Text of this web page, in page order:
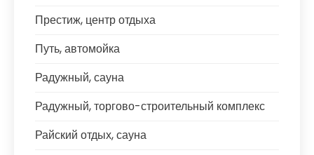
Престиж, центр отдыха
Путь, автомойка
Радужный, сауна
Радужный, торгово-строительный комплекс
Райский отдых, сауна